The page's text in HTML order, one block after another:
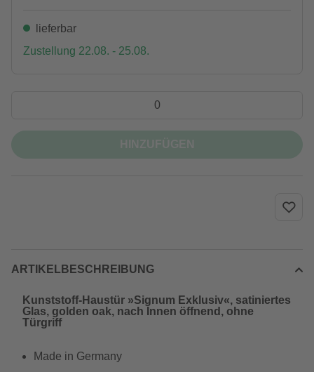
lieferbar
Zustellung 22.08. - 25.08.
ARTIKELBESCHREIBUNG
Kunststoff-Haustür »Signum Exklusiv«, satiniertes
Glas, golden oak, nach Innen öffnend, ohne
Türgriff
Made in Germany